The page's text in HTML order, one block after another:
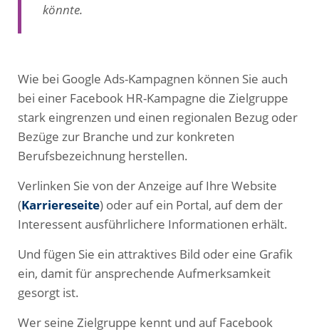
könnte.
Wie bei Google Ads-Kampagnen können Sie auch
bei einer Facebook HR-Kampagne die Zielgruppe
stark eingrenzen und einen regionalen Bezug oder
Bezüge zur Branche und zur konkreten
Berufsbezeichnung herstellen.
Verlinken Sie von der Anzeige auf Ihre Website
(Karriereseite) oder auf ein Portal, auf dem der
Interessent ausführlichere Informationen erhält.
Und fügen Sie ein attraktives Bild oder eine Grafik
ein, damit für ansprechende Aufmerksamkeit
gesorgt ist.
Wer seine Zielgruppe kennt und auf Facebook